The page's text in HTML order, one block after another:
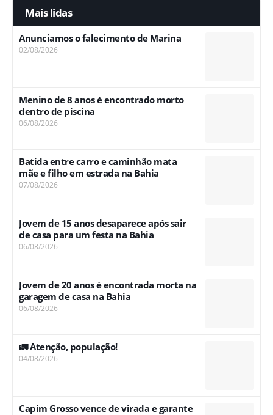
Mais lidas
Anunciamos o falecimento de Marina
02/08/2026
Menino de 8 anos é encontrado morto
dentro de piscina
06/08/2026
Batida entre carro e caminhão mata
mãe e filho em estrada na Bahia
07/08/2026
Jovem de 15 anos desaparece após sair
de casa para um festa na Bahia
06/08/2026
Jovem de 20 anos é encontrada morta na
garagem de casa na Bahia
06/08/2026
🚛 Atenção, população!
04/08/2026
Capim Grosso vence de virada e garante